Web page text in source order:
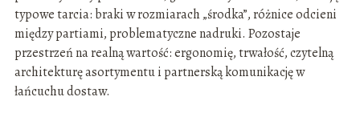
typowe tarcia: braki w rozmiarach „środka”, różnice odcieni
między partiami, problematyczne nadruki. Pozostaje
przestrzeń na realną wartość: ergonomię, trwałość, czytelną
architekturę asortymentu i partnerską komunikację w
łańcuchu dostaw.